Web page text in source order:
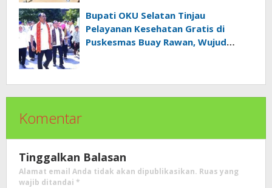
Bupati OKU Selatan Tinjau
Pelayanan Kesehatan Gratis di
Puskesmas Buay Rawan, Wujud
Komentar
Tinggalkan Balasan
Alamat email Anda tidak akan dipublikasikan. Ruas yang
wajib ditandai *